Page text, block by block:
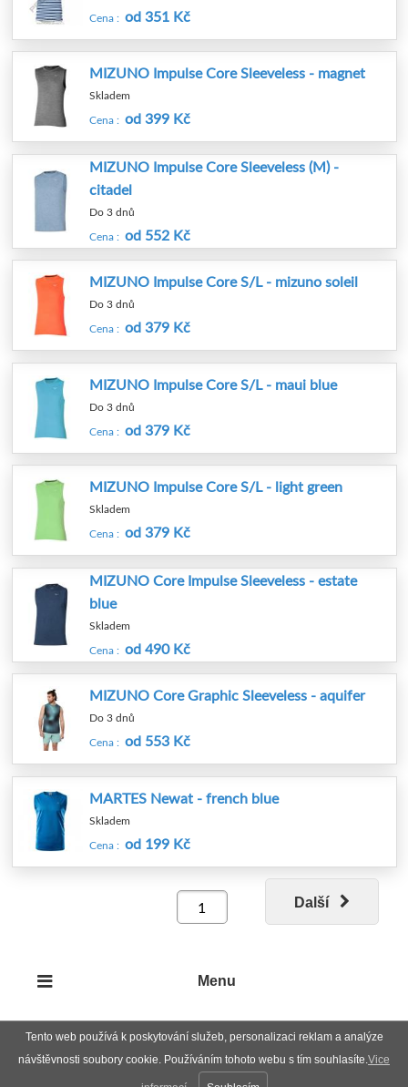
Tento web používá k poskytování služeb, personalizaci reklam a analýze
návštěvnosti soubory cookie. Používáním tohoto webu s tím souhlasíte.Vice
Cena : od 351 Kč
MIZUNO Impulse Core Sleeveless - magnet
Skladem
Cena : od 399 Kč
MIZUNO Impulse Core Sleeveless (M) -
citadel
Do 3 dnů
Cena : od 552 Kč
MIZUNO Impulse Core S/L - mizuno soleil
Do 3 dnů
Cena : od 379 Kč
MIZUNO Impulse Core S/L - maui blue
Do 3 dnů
Cena : od 379 Kč
MIZUNO Impulse Core S/L - light green
Skladem
Cena : od 379 Kč
MIZUNO Core Impulse Sleeveless - estate
blue
Skladem
Cena : od 490 Kč
MIZUNO Core Graphic Sleeveless - aquifer
Do 3 dnů
Cena : od 553 Kč
MARTES Newat - french blue
Skladem
Cena : od 199 Kč
Další
Menu